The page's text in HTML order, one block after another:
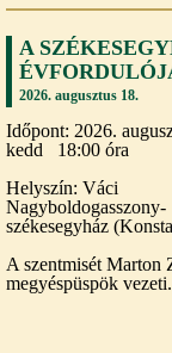
A
2026. augusztus 18.
Időpont: 2026.
kedd 18:00 óra
Helyszín: Váci
Nagyboldogasszony-
székesegyház
A szentmisét Marton
megyéspüspök vezeti.